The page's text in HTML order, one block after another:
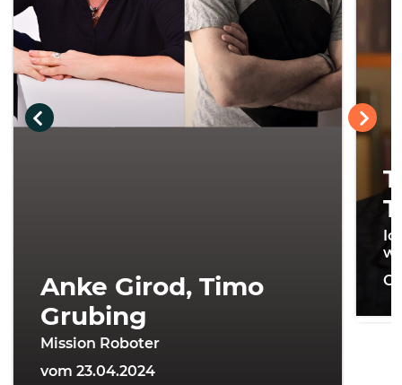
Anke Girod, Timo
Grubing
Mission Roboter
vom 23.04.2024